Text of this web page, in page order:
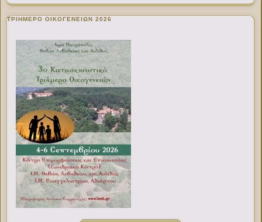
ΤΡΙΗΜΕΡΟ ΟΙΚΟΓΕΝΕΙΩΝ 2026